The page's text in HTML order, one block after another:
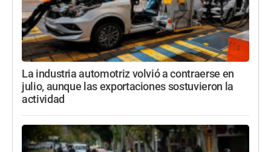
La industria automotriz volvió a contraerse en
julio, aunque las exportaciones sostuvieron la
actividad